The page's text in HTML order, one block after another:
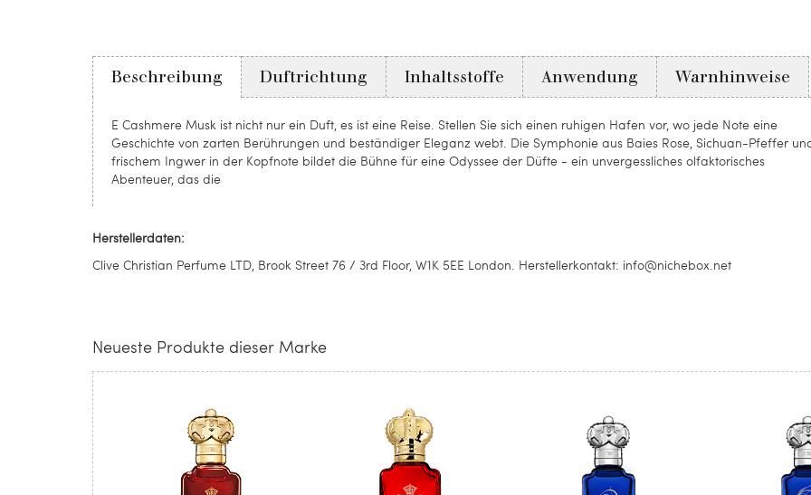
Beschreibung
E Cashmere Musk ist nicht nur ein Duft, es ist eine Reise. Stellen Sie sich einen ruhigen Hafen vor, wo jede Note eine
Geschichte von zarten Berührungen und beständiger Eleganz webt. Die Symphonie aus Baies Rose, Sichuan-Pfeffer
frischem Ingwer in der Kopfnote bildet die Bühne für eine Odyssee der Düfte - ein unvergessliches olfaktorisches
Abenteuer, das die
Duftrichtung Inhaltsstoffe Anwendung Warnhinweise
Herstellerdaten:
Clive Christian Perfume LTD, Brook Street 76 / 3rd Floor, W1K 5EE London. Herstellerkontakt: info@nichebox.net
Neueste Produkte dieser Marke